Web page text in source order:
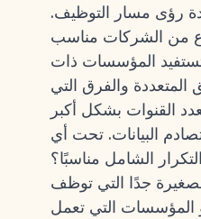
رؤى مسار التوظيف.
من الشركات مناسب
تستفيد المؤسسات ذات
المتعددة والفرق التي
القنوات بشكل أكبر
البيانات. تحت أي
الشامل مناسبًا؟
جدًا التي توظف
المؤسسات التي تعمل